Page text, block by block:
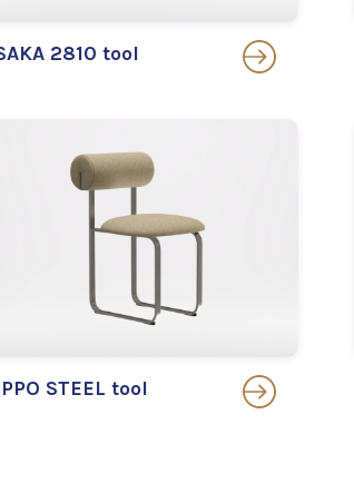
2810 tool
STEEL tool